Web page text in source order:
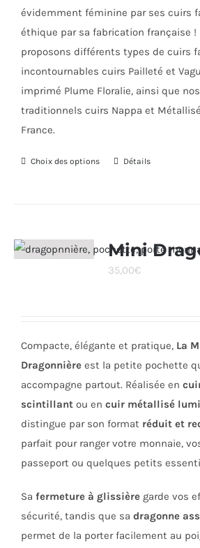
du
produit
évidemment féminine par ses cuirs
éthique par sa fabrication française !
proposons différents types de cuirs
incontournables cuirs Pailleté et
imprimé Plume Floralie, ainsi que
traditionnels cuirs Nappa et
France.
Choix des options
Ce
variations.
Les
choisies
page
Détails
Mini
35,00€
Compacte, élégante et pratique, La
Dragonnière est la petite pochette
accompagne partout. Réalisée en
scintillant ou en cuir métallisé
distingue par son format réduit et
parfait pour ranger votre monnaie,
passeport ou quelques petits
Sa fermeture à glissière garde vos
sécurité, tandis que sa dragonne
permet de la porter facilement au